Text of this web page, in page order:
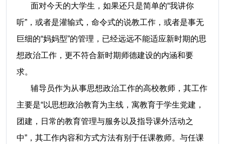
面对今天的大学生，如果还只是简单的“我讲你
听”，或者是灌输式，命令式的说教工作，或者是事无
巨细的“妈妈型”的管理，已经远远不能适应新时期的思
想政治工作，更不符合新时期师德建设的内涵和要
求。
辅导员作为从事思想政治工作的高校教师，其工作
主要是“以思想政治教育为主线，寓教育于学生党建，
团建，日常的教育管理与服务以及指导课外活动之
中”，其工作内容和方式方法有别于任课教师。与任课